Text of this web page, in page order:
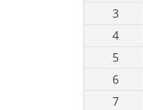
3
4
5
6
7